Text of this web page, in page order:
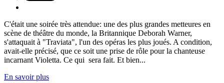
C'était une soirée très attendue: une des plus grandes metteures en
scène de théâtre du monde, la Britannique Deborah Warner,
s'attaquait à "Traviata", l'un des opéras les plus joués. A condition,
avait-elle précisé, que ce soit une prise de rôle pour la chanteuse
incarnant Violetta. Ce qui sera fait. Et bien...
En savoir plus